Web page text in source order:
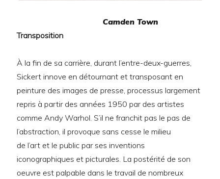
Camden Town
Transposition
À la fin de sa carrière, durant l’entre-deux-guerres,
Sickert innove en détournant et transposant en
peinture des images de presse, processus largement
repris à partir des années 1950 par des artistes
comme Andy Warhol. S’il ne franchit pas le pas de
l’abstraction, il provoque sans cesse le milieu
de l’art et le public par ses inventions
iconographiques et picturales. La postérité de son
oeuvre est palpable dans le travail de nombreux